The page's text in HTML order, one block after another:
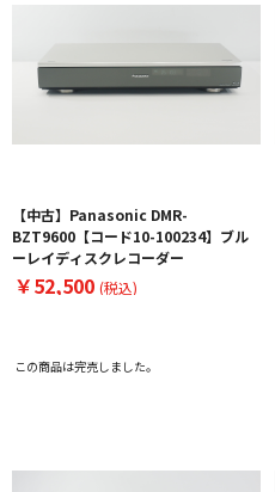
【中古】Panasonic DMR-
BZT9600【コード10-100234】ブル
ーレイディスクレコーダー
￥52,500 (税込)
この商品は完売しました。